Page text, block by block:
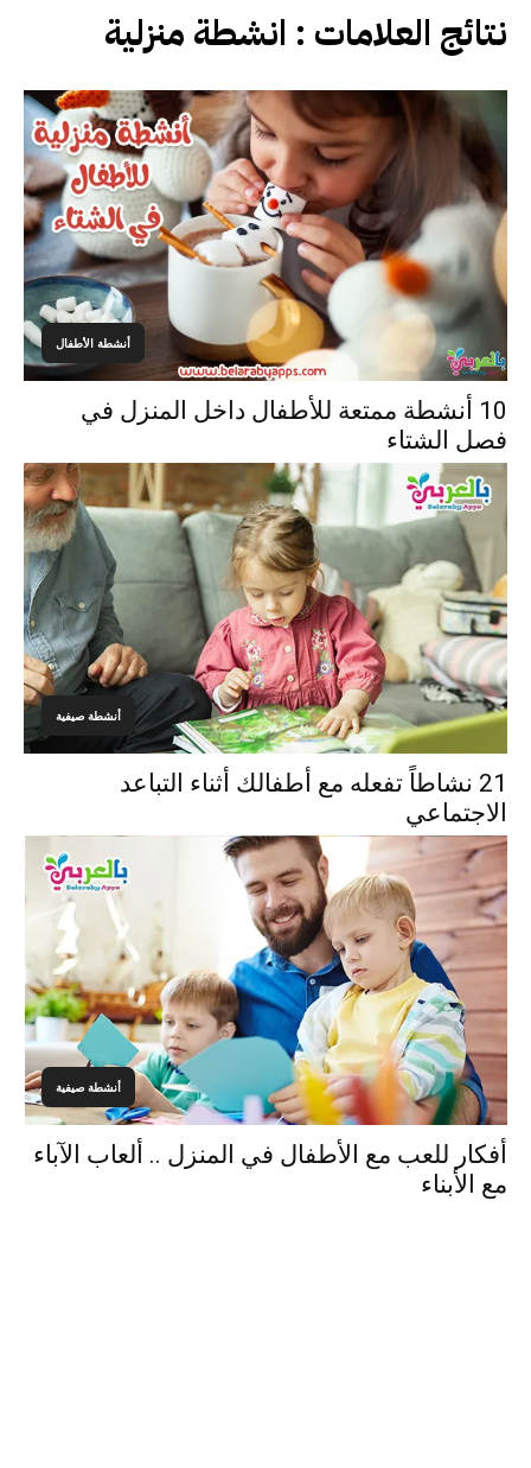
نتائج العلامات : انشطة منزلية
أنشطة الأطفال
10 أنشطة ممتعة للأطفال داخل المنزل في
فصل الشتاء
أنشطة صيفية
21 نشاطاً تفعله مع أطفالك أثناء التباعد
الاجتماعي
أنشطة صيفية
أفكار للعب مع الأطفال في المنزل .. ألعاب الآباء
مع الأبناء